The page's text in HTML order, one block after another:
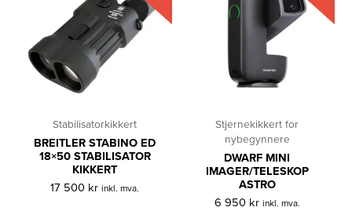
Stabilisatorkikkert
BREITLER STABINO ED
18×50 STABILISATOR
KIKKERT
17 500 kr inkl. mva.
Stjernekikkert for
nybegynnere
DWARF MINI
IMAGER/TELESKOP
ASTRO
6 950 kr inkl. mva.